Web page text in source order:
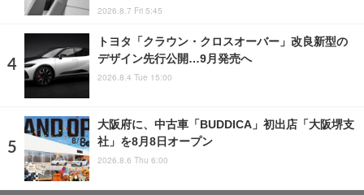
2026.8.7 Fri 5:45
トヨタ「クラウン・クロスオーバー」改良新型の
デザイン先行公開…9月発売へ
2026.8.4 Tue 15:00
大阪府に、中古車「BUDDICA」初出店「大阪堺支
社」を8月8日オープン
2026.8.6 Thu 6:00